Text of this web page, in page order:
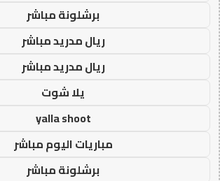
برشلونة مباشر
ريال مدريد مباشر
ريال مدريد مباشر
يلا شوت
yalla shoot
مباريات اليوم مباشر
برشلونة مباشر